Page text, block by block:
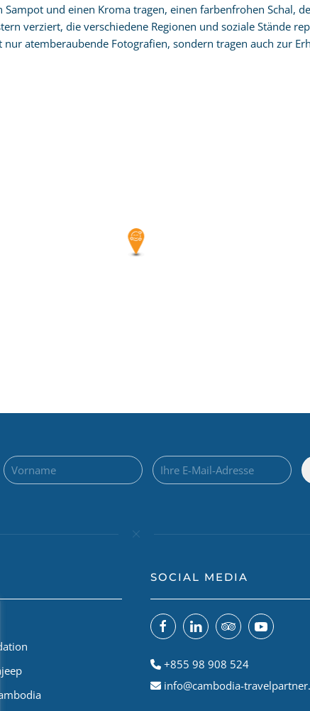
und einen Kroma tragen, einen farbenfrohen Schal,
verziert, die verschiedene Regionen und soziale Stände
atemberaubende Fotografien, sondern tragen auch zur
SOCIAL MEDIA
+855 98 908 524
info@cambodia-